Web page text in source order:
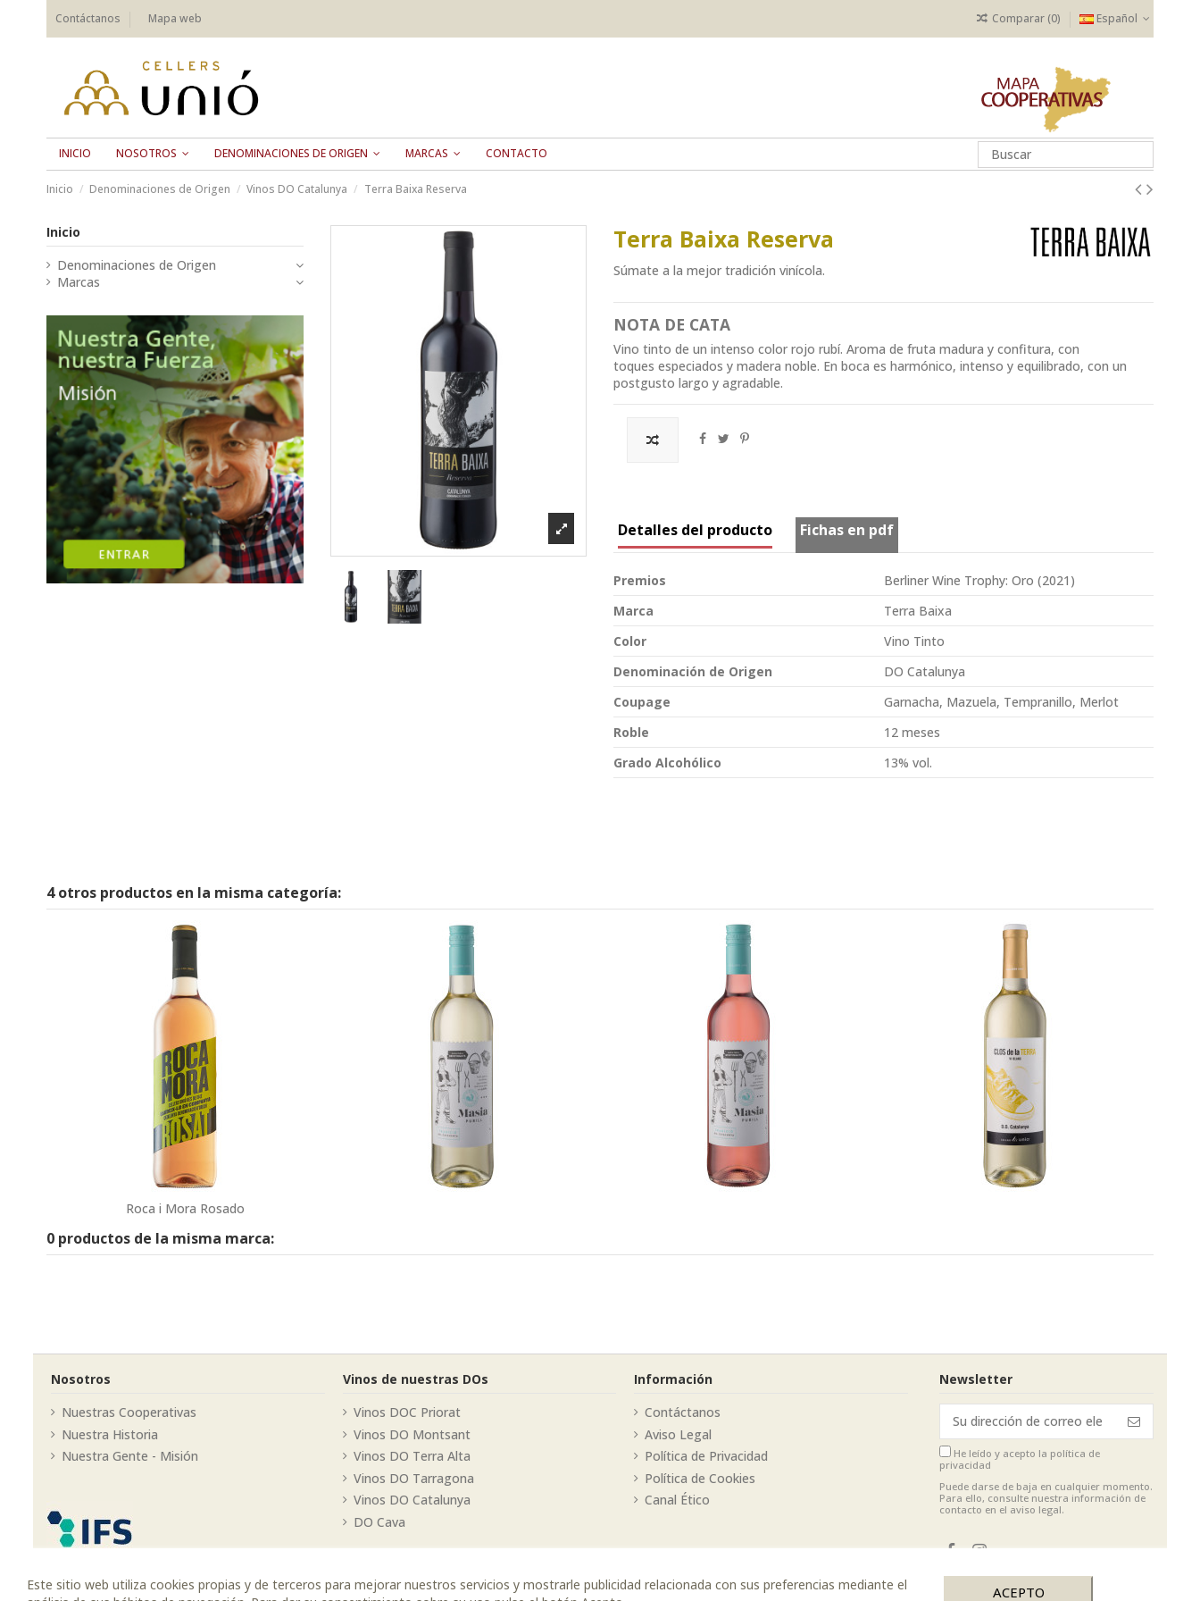
Contáctanos Mapa web Comparar (0) Español
INICIO NOSOTROS DENOMINACIONES DE ORIGEN MARCAS CONTACTO
Inicio Denominaciones de Origen Vinos DO Catalunya Terra Baixa Reserva
Inicio
Denominaciones de Origen
Marcas
Terra Baixa Reserva
Súmate a la mejor tradición vinícola.
NOTA DE CATA
Vino tinto de un intenso color rojo rubí. Aroma de fruta madura y confitura, con
toques especiados y madera noble. En boca es harmónico, intenso y equilibrado, con un
postgusto largo y agradable.
Detalles del producto Fichas en pdf
Premios
Berliner Wine Trophy: Oro (2021)
Marca
Terra Baixa
Color
Vino Tinto
Denominación de Origen
DO Catalunya
Coupage
Garnacha, Mazuela, Tempranillo, Merlot
Roble
12 meses
Grado Alcohólico
13% vol.
4 otros productos en la misma categoría:
Roca i Mora Rosado
0 productos de la misma marca:
Nosotros
Nuestras Cooperativas
Nuestra Historia
Nuestra Gente - Misión
Vinos de nuestras DOs
Vinos DOC Priorat
Vinos DO Montsant
Vinos DO Terra Alta
Vinos DO Tarragona
Vinos DO Catalunya
DO Cava
Información
Contáctanos
Aviso Legal
Política de Privacidad
Política de Cookies
Canal Ético
Este sitio web utiliza cookies propias y de terceros para mejorar nuestros servicios y mostrarle publicidad relacionada con sus preferencias mediante el
ACEPTO
Newsletter
He leído y acepto la política de
privacidad
Puede darse de baja en cualquier momento.
Para ello, consulte nuestra información de
contacto en el aviso legal.